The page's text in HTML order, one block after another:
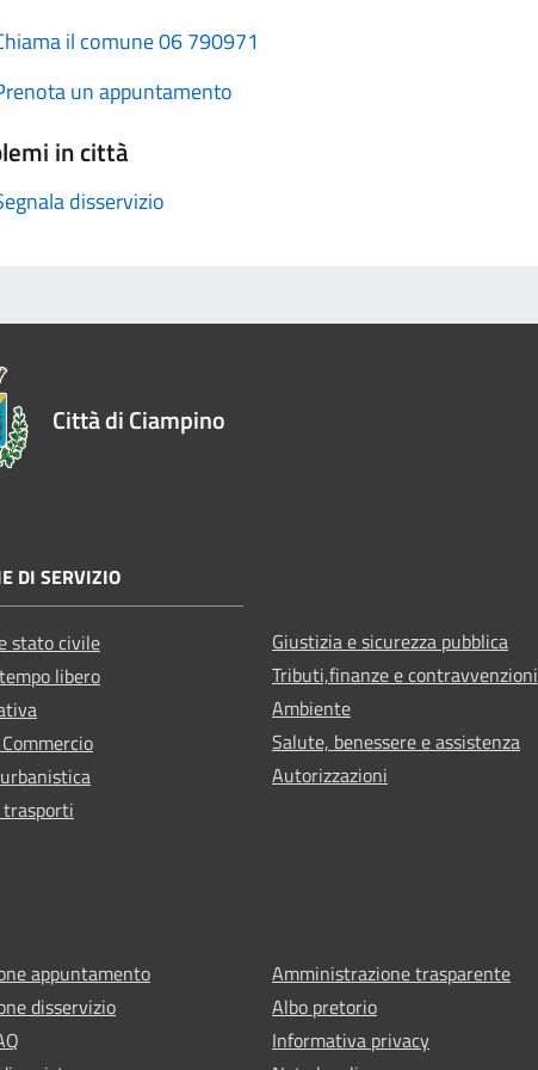
il comune 06 790971
un appuntamento
in città
disservizio
Città di Ciampino
DI SERVIZIO
stato civile
libero
Giustizia e sicurezza pubblica
Tributi,finanze e contravvenzioni
Ambiente
Salute, benessere e assistenza
Autorizzazioni
appuntamento
disservizio
Amministrazione trasparente
Albo pretorio
Informativa privacy